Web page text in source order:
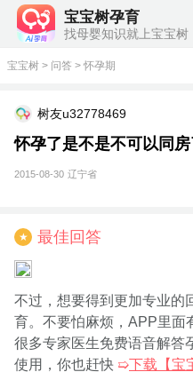
宝宝树孕育
找母婴知识就上宝宝树
宝宝树 > 问答 > 怀孕期
树友u32778469
怀孕了是不是不可以同房
2015-08-30 辽宁省
★ 最佳回答
不过，想要得到更加专业的
育。不要怕麻烦，APP里面
很多专家医生免费语音解答
使用，你也赶快 ➯下载【宝